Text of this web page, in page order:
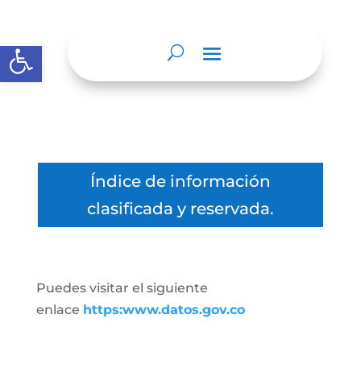
Abrir barra de herramientas
Índice de información
clasificada y reservada.
Puedes visitar el siguiente
enlace https:www.datos.gov.co